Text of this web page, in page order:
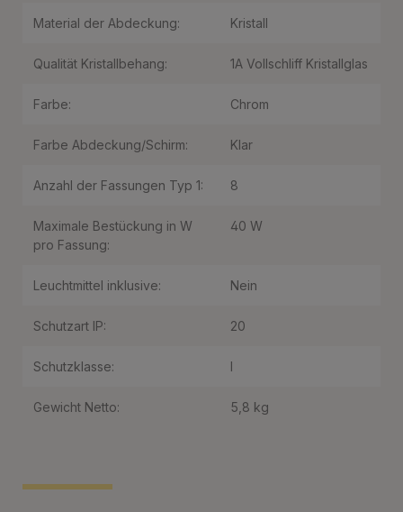
Material der Abdeckung: Kristall
Qualität Kristallbehang: 1A Vollschliff Kristallglas
Farbe: Chrom
Farbe Abdeckung/Schirm: Klar
Anzahl der Fassungen Typ 1: 8
Maximale Bestückung in W
pro Fassung:
40 W
Leuchtmittel inklusive: Nein
Schutzart IP: 20
Schutzklasse: I
Gewicht Netto: 5,8 kg